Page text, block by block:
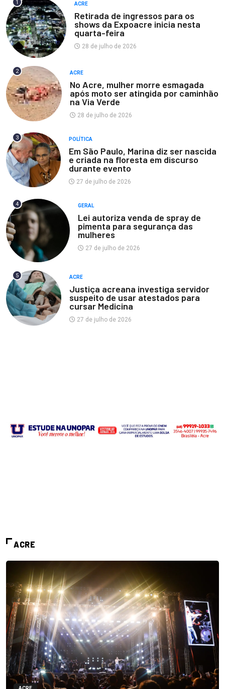
1 ACRE
Retirada de ingressos para os
shows da Expoacre inicia nesta
quarta-feira
28 de julho de 2026
2 ACRE
No Acre, mulher morre esmagada
após moto ser atingida por caminhão
na Via Verde
28 de julho de 2026
3 POLÍTICA
Em São Paulo, Marina diz ser nascida
e criada na floresta em discurso
durante evento
27 de julho de 2026
4 GERAL
Lei autoriza venda de spray de
pimenta para segurança das
mulheres
27 de julho de 2026
5 ACRE
Justiça acreana investiga servidor
suspeito de usar atestados para
cursar Medicina
27 de julho de 2026
ACRE